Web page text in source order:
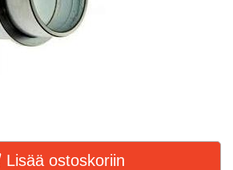
Lisää ostoskoriin